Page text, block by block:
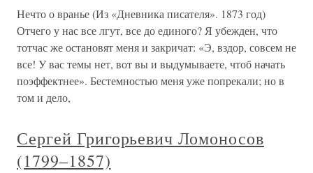
Нечто о вранье (Из «Дневника писателя». 1873 год)
Отчего у нас все лгут, все до единого? Я убежден, что
тотчас же остановят меня и закричат: «Э, вздор, совсем не
все! У вас темы нет, вот вы и выдумываете, чтоб начать
поэффектнее». Бестемностью меня уже попрекали; но в
том и дело,
Сергей Григорьевич Ломоносов
(1799–1857)